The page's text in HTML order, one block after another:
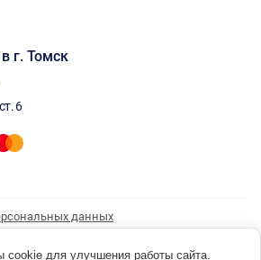
г. Томск
6
данных
рассылкидля улучшения работы сайта.